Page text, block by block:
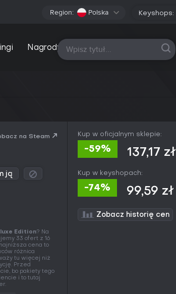
Region: Polska Keyshops:
Nagrody Wszystkie platformy
na Steam
ją
Edition? Na
33 ofert z 16
cena to
różnica
tu więcej niż
Przed
bo pakiety tego
i to tutaj
Kup w oficjalnym sklepie:
-59% 137,17 zł
Kup w keyshopach:
-74% 99,59 zł
Zobacz historię cen